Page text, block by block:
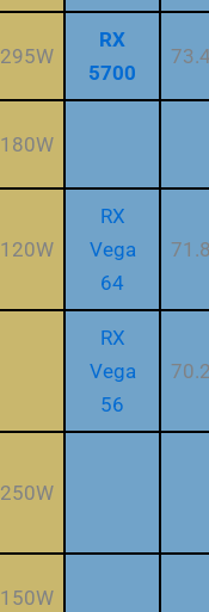
295W
RX
5700
180W
120W
RX
Vega
64
RX
Vega
56
250W
150W